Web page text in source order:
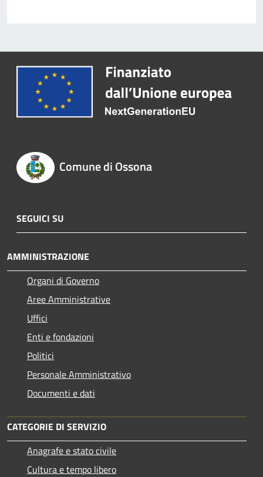
Comune di Ossona
SEGUICI SU
AMMINISTRAZIONE
Organi di Governo
Aree Amministrative
Uffici
Enti e fondazioni
Politici
Personale Amministrativo
Documenti e dati
CATEGORIE DI SERVIZIO
Anagrafe e stato civile
Cultura e tempo libero